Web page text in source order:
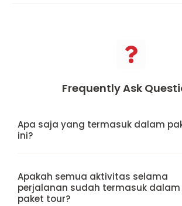
Frequently Ask
Apa saja yang termasuk dalam
ini?
Apakah semua aktivitas selama
perjalanan sudah termasuk
paket tour?